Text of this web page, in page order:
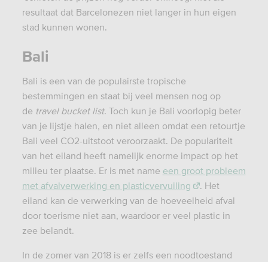
resultaat dat Barcelonezen niet langer in hun eigen
stad kunnen wonen.
Bali
Bali is een van de populairste tropische
bestemmingen en staat bij veel mensen nog op
de travel bucket list. Toch kun je Bali voorlopig beter
van je lijstje halen, en niet alleen omdat een retourtje
Bali veel CO2-uitstoot veroorzaakt. De populariteit
van het eiland heeft namelijk enorme impact op het
milieu ter plaatse. Er is met name een groot probleem
met afvalverwerking en plasticvervuiling
. Het
eiland kan de verwerking van de hoeveelheid afval
door toerisme niet aan, waardoor er veel plastic in
zee belandt.
In de zomer van 2018 is er zelfs een noodtoestand